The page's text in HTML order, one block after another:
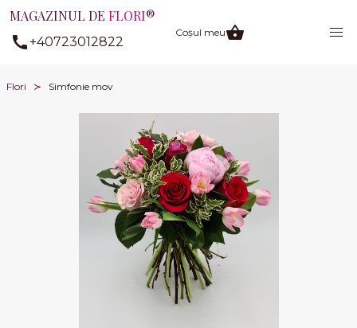
MAGAZINUL DE FLORI®
+40723012822
Coșul meu
Flori Simfonie mov